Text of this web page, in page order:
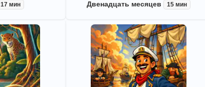
17 мин Двенадцать месяцев 15 мин